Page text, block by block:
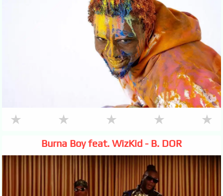
★ ★ ★ ★ ★
Burna Boy feat. WizKid - B. DOR